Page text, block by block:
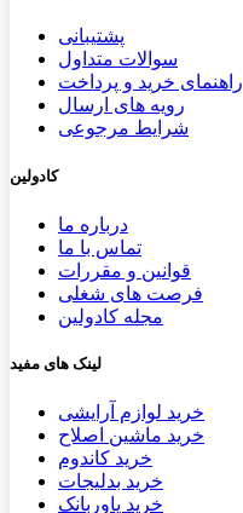
پشتیب​​انی
سوالات متداول
راهنمای خرید و پرداخت
رویه های ارسال
شرایط مرجوعی
کادولین
درباره ما
تماس با ما
قوانین و مقررات
فرصت های شغلی
مجله کادولین
لینک های مفید
خرید لوازم آرایشی
خرید ماشین اصلاح
خرید کاندوم
خرید بدلیجات
خرید پاوربانک